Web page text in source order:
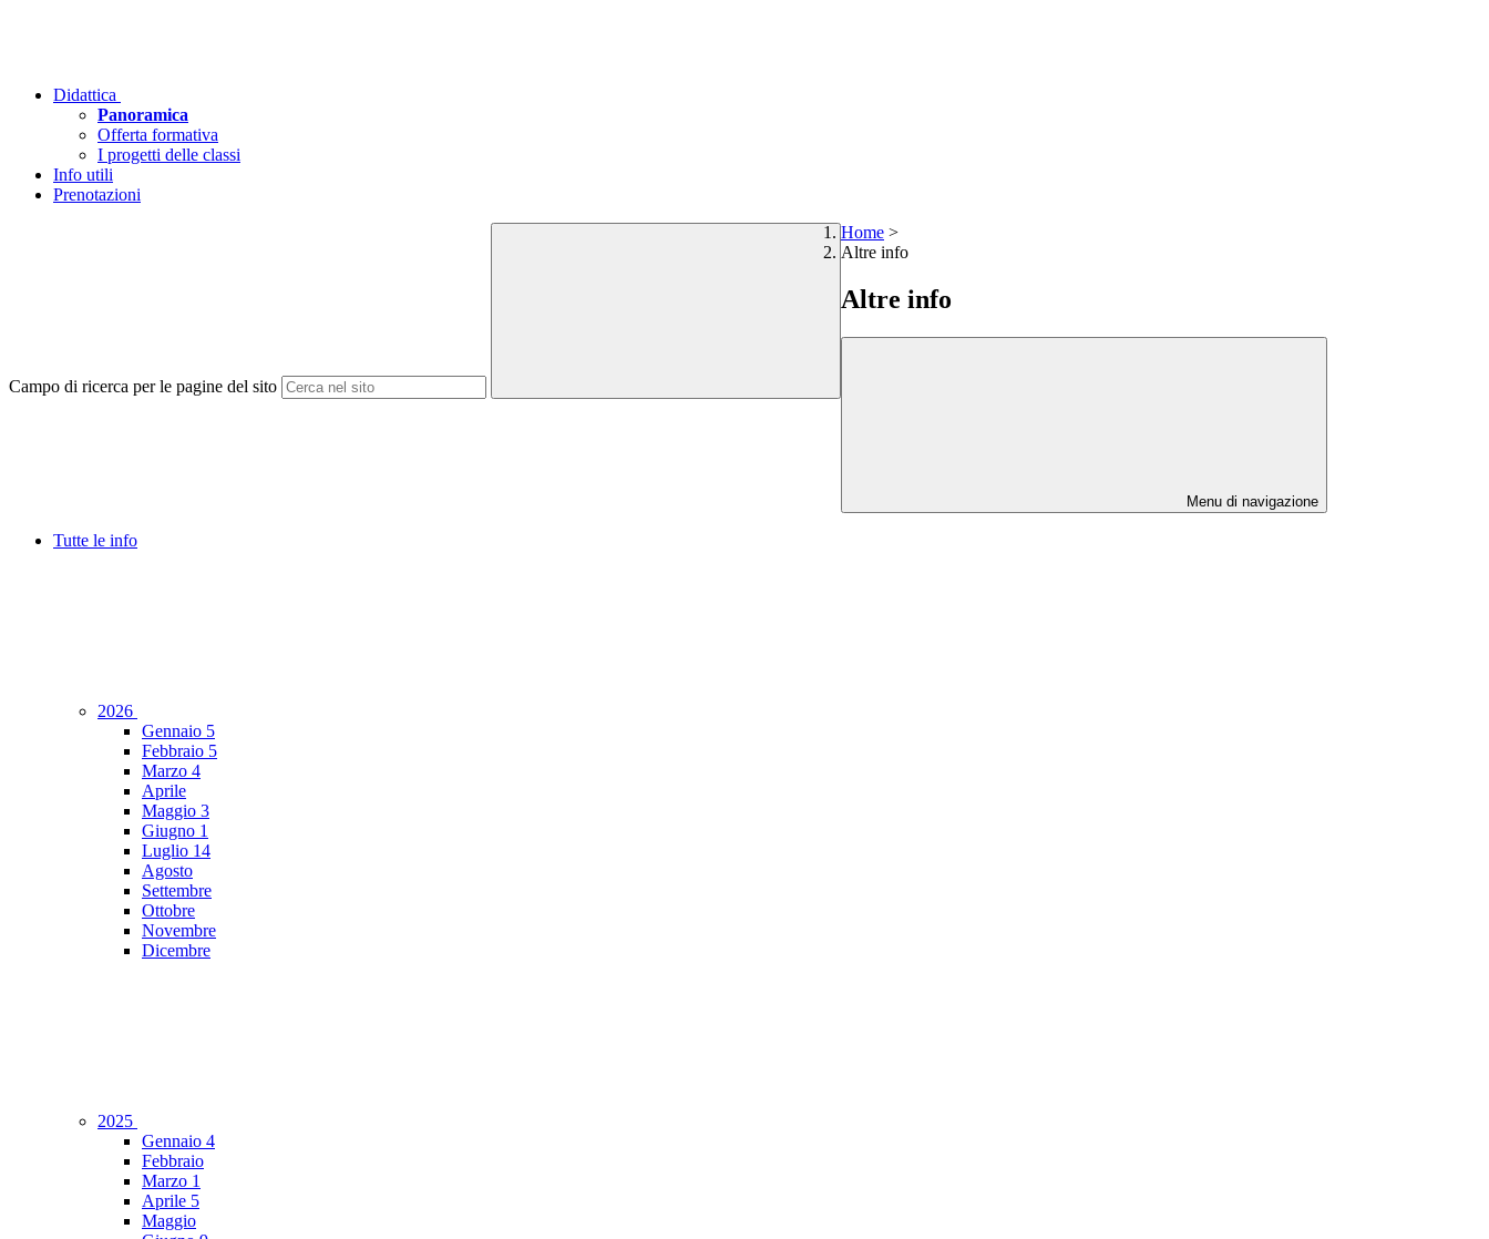
Didattica
Panoramica
Offerta formativa
I progetti delle classi
Info utili
Prenotazioni
Campo di ricerca per le pagine del sito
Home >
Altre info
Altre info
Menu di navigazione
Tutte le info
2026
Gennaio 5
Febbraio 5
Marzo 4
Aprile
Maggio 3
Giugno 1
Luglio 14
Agosto
Settembre
Ottobre
Novembre
Dicembre
2025
Gennaio 4
Febbraio
Marzo 1
Aprile 5
Maggio